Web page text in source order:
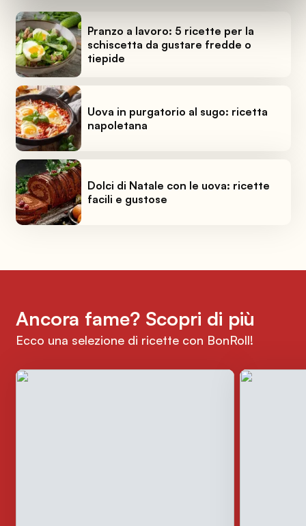
Pranzo a lavoro: 5 ricette per la
schiscetta da gustare fredde o
tiepide
Uova in purgatorio al sugo: ricetta
napoletana
Dolci di Natale con le uova: ricette
facili e gustose
Ancora fame? Scopri di più
Ecco una selezione di ricette con BonRoll!